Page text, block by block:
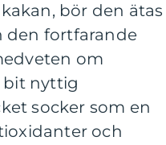
bör den ätas
den fortfarande
om
bit nyttig
socker som en
och